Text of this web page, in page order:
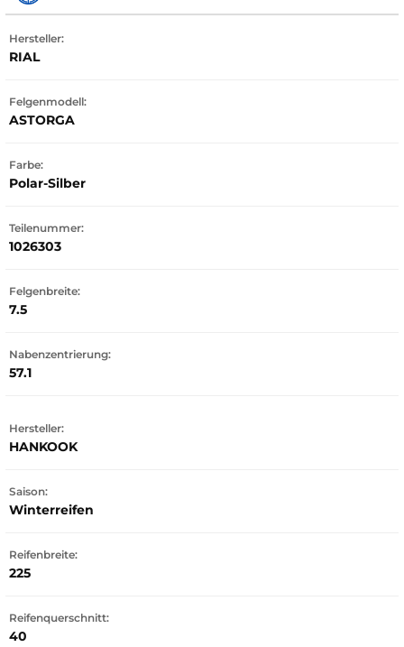
Hersteller:
RIAL
Felgenmodell:
ASTORGA
Farbe:
Polar-Silber
Teilenummer:
1026303
Felgenbreite:
7.5
Nabenzentrierung:
57.1
Hersteller:
HANKOOK
Saison:
Winterreifen
Reifenbreite:
225
Reifenquerschnitt:
40